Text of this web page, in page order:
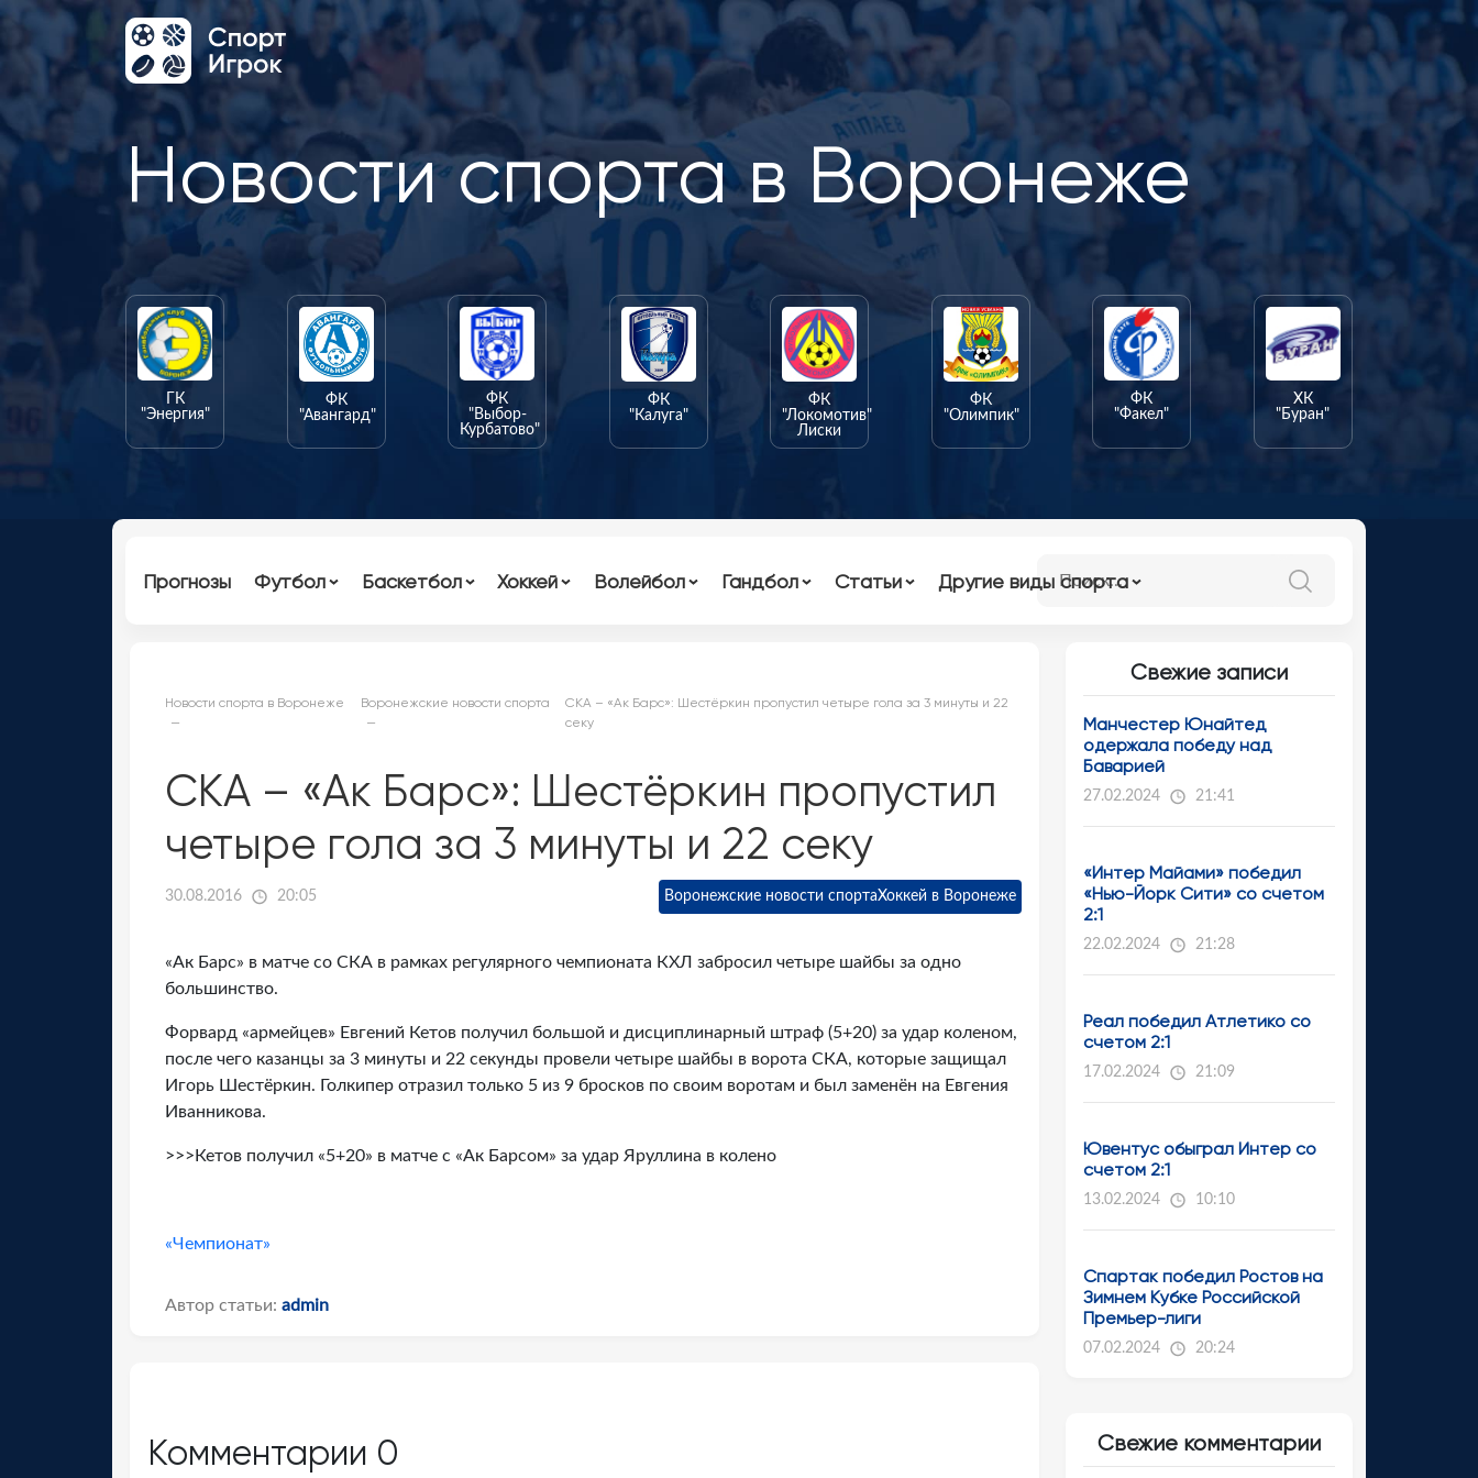
Новости спорта в Воронеже
ГК
"Энергия"
ФК
"Авангард"
ФК
"Выбор-
Курбатово"
ФК
"Калуга"
ФК
"Локомотив"
Лиски
ФК
"Олимпик"
ФК
"Факел"
ХК
"Буран"
Прогнозы Футбол Баскетбол Хоккей Волейбол Гандбол Статьи Другие виды спорта
Новости спорта в Воронеже Воронежские новости спорта
СКА – «Ак Барс»: Шестёркин пропустил четыре гола за 3 минуты и 22
секу
СКА – «Ак Барс»: Шестёркин пропустил
четыре гола за 3 минуты и 22 секу
30.08.2016 20:05 Воронежские новости спортаХоккей в Воронеже
«Ак Барс» в матче со СКА в рамках регулярного чемпионата КХЛ забросил четыре шайбы за одно
большинство.
Форвард «армейцев» Евгений Кетов получил большой и дисциплинарный штраф (5+20) за удар коленом,
после чего казанцы за 3 минуты и 22 секунды провели четыре шайбы в ворота СКА, которые защищал
Игорь Шестёркин. Голкипер отразил только 5 из 9 бросков по своим воротам и был заменён на Евгения
Иванникова.
>>>Кетов получил «5+20» в матче с «Ак Барсом» за удар Яруллина в колено
«Чемпионат»
Автор статьи: admin
Комментарии 0
Свежие записи
Манчестер Юнайтед
одержала победу над
Баварией
27.02.2024 21:41
«Интер Майами» победил
«Нью-Йорк Сити» со счетом
2:1
22.02.2024 21:28
Реал победил Атлетико со
счетом 2:1
17.02.2024 21:09
Ювентус обыграл Интер со
счетом 2:1
13.02.2024 10:10
Спартак победил Ростов на
Зимнем Кубке Российской
Премьер-лиги
07.02.2024 20:24
Свежие комментарии